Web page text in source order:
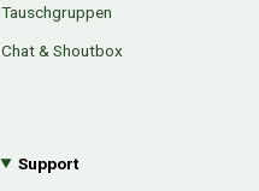
Tauschgruppen
Chat & Shoutbox
Support